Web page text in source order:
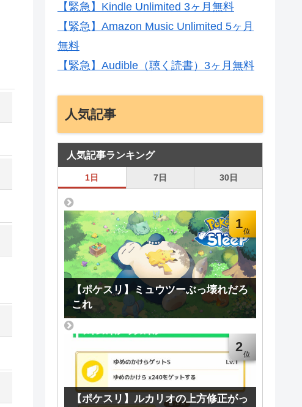
【緊急】Kindle Unlimited 3ヶ月無料
【緊急】Amazon Music Unlimited 5ヶ月
無料
【緊急】Audible（聴く読書）3ヶ月無料
人気記事
人気記事ランキング
1日 7日 30日
1
【ポケスリ】ミュウツーぶっ壊れだろ
これ
2
【ポケスリ】ルカリオの上方修正がっ